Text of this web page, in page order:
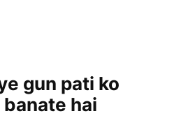
gun pati ko
hai